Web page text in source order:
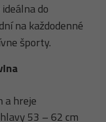
do
na každodenné
športy.
a hreje
53 – 62 cm